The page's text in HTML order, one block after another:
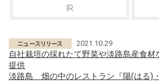
IR
2021.10.29
自社栽培の採れたて野菜や淡路島産食
提供
淡路島 畑の中のレストラン『陽(はる)